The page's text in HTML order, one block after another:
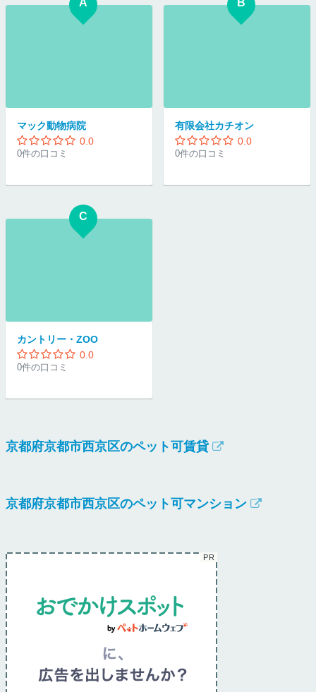
A
マック動物病院
0.0
0件の口コミ
B
有限会社カチオン
0.0
0件の口コミ
C
カントリー・ZOO
0.0
0件の口コミ
京都府京都市西京区のペット可賃貸
京都府京都市西京区のペット可マンション